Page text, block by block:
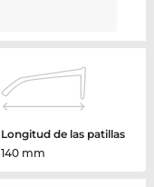
Longitud de las patillas
140 mm